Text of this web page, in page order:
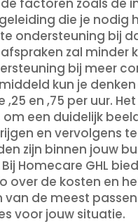
factoren zoals de
die je nodig
ondersteuning bij
zal minder
bij meer
kun je
en ,75 per uur. Het
een duidelijk
en vervolgens
zijn binnen jouw
Homecare GHL
over de kosten en
van de meest
voor jouw situatie.